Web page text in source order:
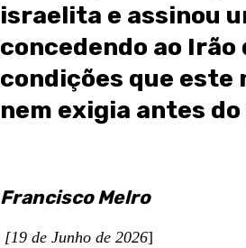
israelita e assinou
concedendo ao
condições que este
nem exigia antes
Francisco Melro
[19 de Junho de 2026]